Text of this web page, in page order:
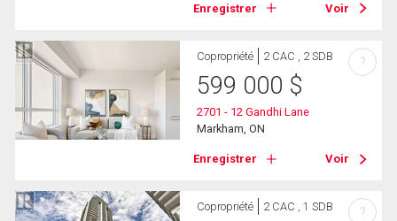
Enregistrer Voir
Copropriété 2 CAC , 2 SDB
599 000 $
2701 - 12 Gandhi Lane
Markham, ON
Enregistrer Voir
?
Copropriété 2 CAC , 1 SDB ?